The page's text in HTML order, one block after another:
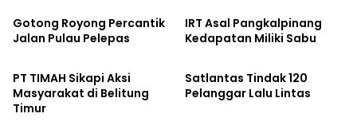
Gotong Royong Percantik
Jalan Pulau Pelepas
IRT Asal Pangkalpinang
Kedapatan Miliki Sabu
HEADLINE
PT TIMAH Sikapi Aksi
Masyarakat di Belitung
Timur
HEADLINE
Satlantas Tindak 120
Pelanggar Lalu Lintas